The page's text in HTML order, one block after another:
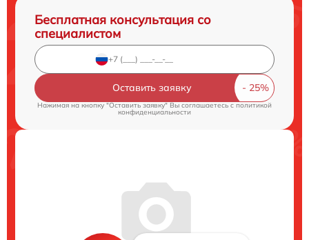
Бесплатная консультация со
специалистом
Оставить заявку
Нажимая на кнопку "Оставить заявку" Вы соглашаетесь cполитикой
конфиденциальности